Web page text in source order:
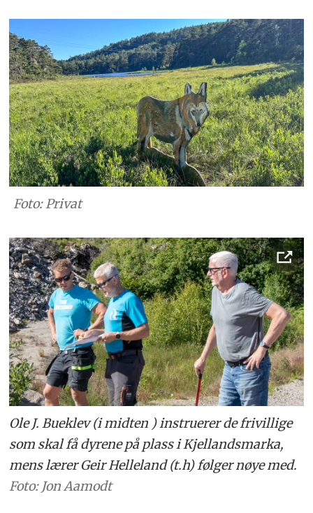
Foto: Privat
Ole J. Bueklev (i midten ) instruerer de frivillige
som skal få dyrene på plass i Kjellandsmarka,
mens lærer Geir Helleland (t.h) følger nøye med.
Foto: Jon Aamodt